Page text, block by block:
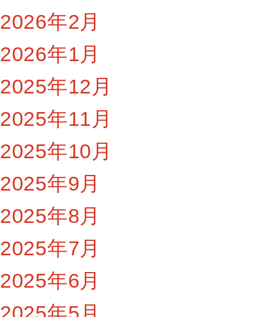
2026年2月
2026年1月
2025年12月
2025年11月
2025年10月
2025年9月
2025年8月
2025年7月
2025年6月